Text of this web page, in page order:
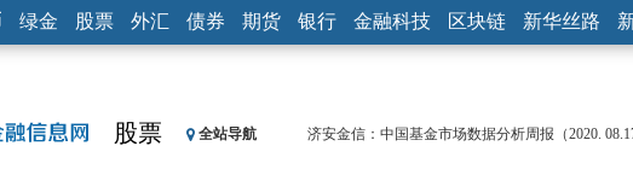
绿金 股票 外汇 债券 期货 银行 金融科技 区块链 新华丝路
股票 全站导航
济安金信：中国基金市场数据分析周报（2020.